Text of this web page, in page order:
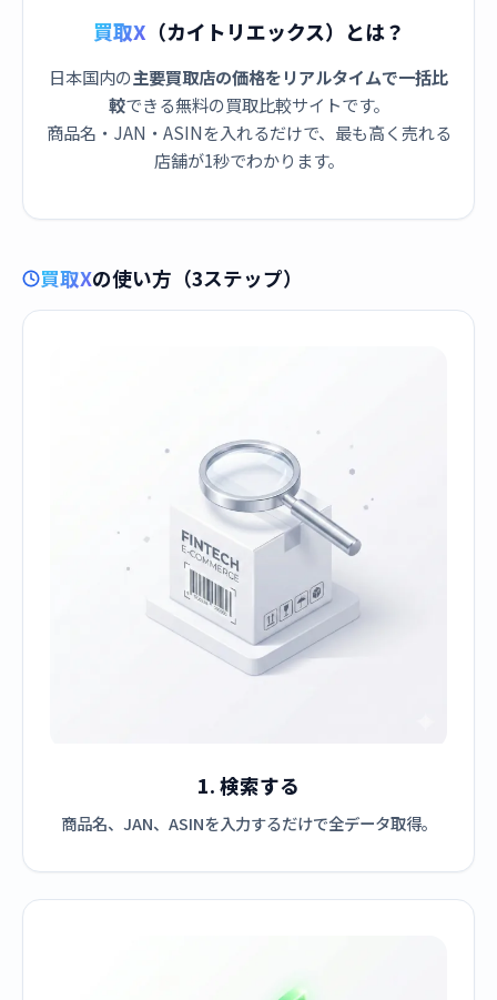
買取X （カイトリエックス）とは？
日本国内の主要買取店の価格をリアルタイムで一括比
較できる無料の買取比較サイトです。
商品名・JAN・ASINを入れるだけで、最も高く売れる
店舗が1秒でわかります。
買取Xの使い方（3ステップ）
1. 検索する
商品名、JAN、ASINを入力するだけで全データ取得。